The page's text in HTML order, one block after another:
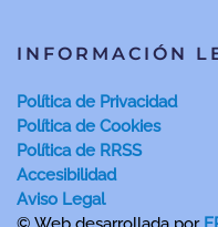
INFORMACIÓN
Política de Privacidad
Política de Cookies
Política de RRSS
Accesibilidad
Aviso Legal